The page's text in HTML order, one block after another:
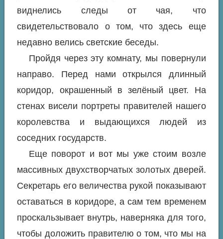
виднелись следы от чая, что
свидетельствовало о том, что здесь еще
недавно велись светские беседы.
Пройдя через эту комнату, мы повернули
направо. Перед нами открылся длинный
коридор, окрашенный в зелёный цвет. На
стенах висели портреты правителей нашего
королевства и выдающихся людей из
соседних государств.
Еще поворот и вот мы уже стоим возле
массивных двухстворчатых золотых дверей.
Секретарь его величества рукой показывают
оставаться в коридоре, а сам тем временем
проскальзывает внутрь, наверняка для того,
чтобы доложить правителю о том, что мы на